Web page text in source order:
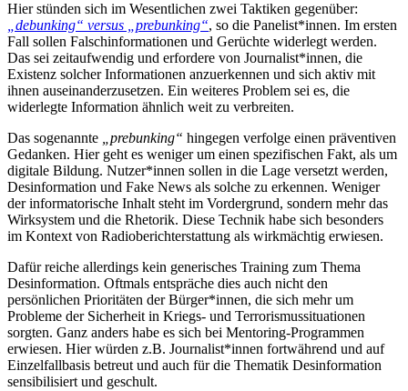
Hier stünden sich im Wesentlichen zwei Taktiken gegenüber:
„debunking“ versus „prebunking“, so die Panelist*innen. Im ersten
Fall sollen Falschinformationen und Gerüchte widerlegt werden.
Das sei zeitaufwendig und erfordere von Journalist*innen, die
Existenz solcher Informationen anzuerkennen und sich aktiv mit
ihnen auseinanderzusetzen. Ein weiteres Problem sei es, die
widerlegte Information ähnlich weit zu verbreiten.
Das sogenannte
„prebunking“ hingegen verfolge einen präventiven
Gedanken. Hier geht es weniger um einen spezifischen Fakt, als um
digitale Bildung. Nutzer*innen sollen in die Lage versetzt werden,
Desinformation und Fake News als solche zu erkennen. Weniger
der informatorische Inhalt steht im Vordergrund, sondern mehr das
Wirksystem und die Rhetorik. Diese Technik habe sich besonders
im Kontext von Radioberichterstattung als wirkmächtig erwiesen.
Dafür reiche allerdings kein generisches Training zum Thema
Desinformation. Oftmals entspräche dies auch nicht den
persönlichen Prioritäten der Bürger*innen, die sich mehr um
Probleme der Sicherheit in Kriegs- und Terrorismussituationen
sorgten. Ganz anders habe es sich bei Mentoring-Programmen
erwiesen. Hier würden z.B. Journalist*innen fortwährend und auf
Einzelfallbasis betreut und auch für die Thematik Desinformation
sensibilisiert und geschult.